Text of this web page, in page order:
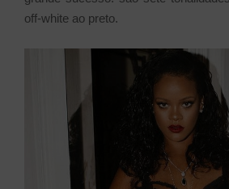
off-white ao preto.